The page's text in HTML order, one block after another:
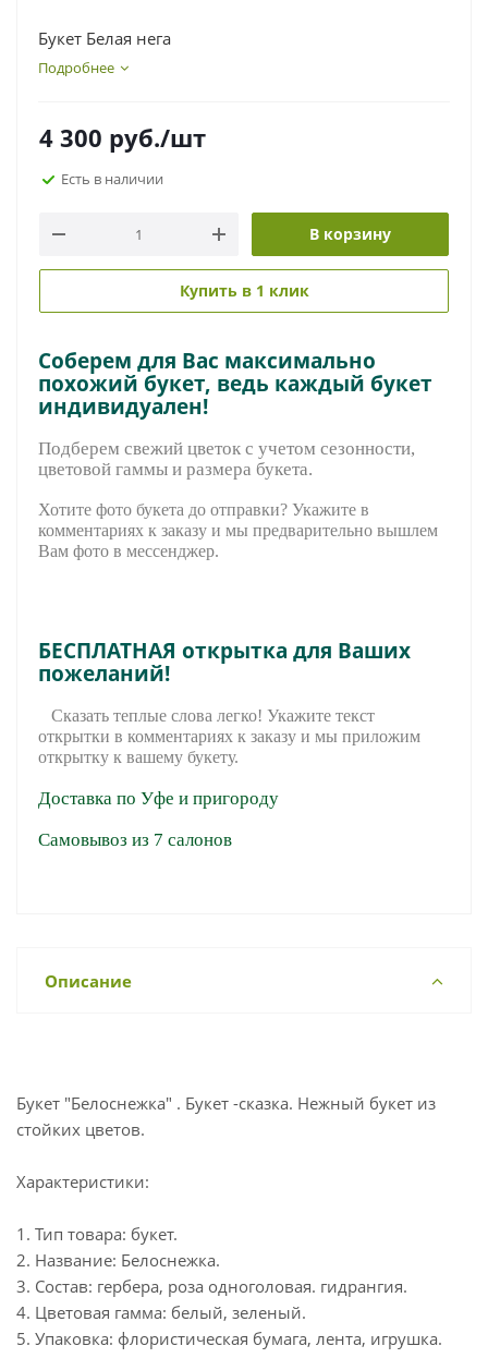
Букет Белая нега
Подробнее
4 300 руб./шт
Есть в наличии
В корзину
Купить в 1 клик
Соберем для Вас максимально
похожий букет, ведь каждый букет
индивидуален!
Подберем свежий цветок с учетом сезонности,
цветовой гаммы и размера букета.
Хотите фото букета до отправки? Укажите в
комментариях к заказу и мы предварительно вышлем
Вам фото в мессенджер.
БЕСПЛАТНАЯ открытка для Ваших
пожеланий!
Сказать теплые слова легко! Укажите текст
открытки в комментариях к заказу и мы приложим
открытку к вашему букету.
Доставка по Уфе и пригороду
Самовывоз из 7 салонов
Описание
Букет "Белоснежка" . Букет -сказка. Нежный букет из
стойких цветов.
Характеристики:
1. Тип товара: букет.
2. Название: Белоснежка.
3. Состав: гербера, роза одноголовая. гидрангия.
4. Цветовая гамма: белый, зеленый.
5. Упаковка: флористическая бумага, лента, игрушка.